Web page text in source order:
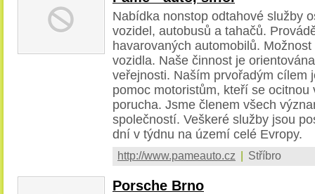
Nabídka nonstop odtahové služby
vozidel, autobusů a tahačů.
havarovaných automobilů.
vozidla. Naše činnost je
veřejnosti. Naším prvořadým cílem
pomoc motoristům, kteří se ocitnou
porucha. Jsme členem všech
společností. Veškeré služby jsou
dní v týdnu na území celé Evropy.
http://www.pameauto.cz | Stříbro
Porsche Brno